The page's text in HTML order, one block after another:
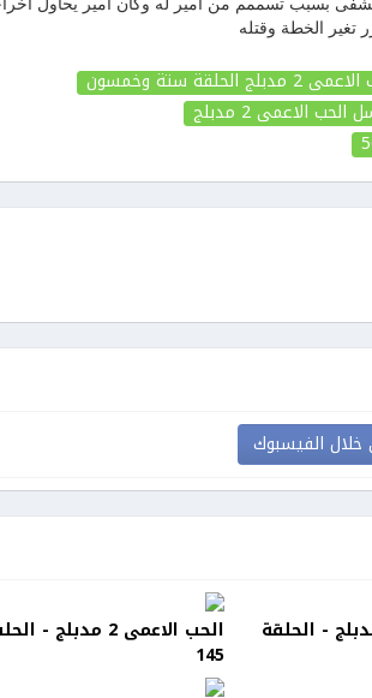
بسبب تسممم من امير له وكان امير يحاول
الخطة وقتله
ستة وخمسون
الاعمى 2 مدبلج
الفيسبوك
الاعمى 2 مدبلج - الحلقة الحب الاعمى 2 مدبلج -
145